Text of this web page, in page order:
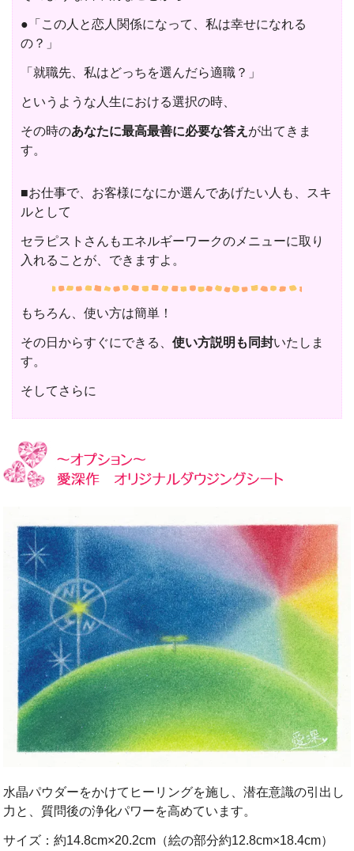
●「この人と恋人関係になって、私は幸せになれる
の？」
「就職先、私はどっちを選んだら適職？」
というような人生における選択の時、
その時のあなたに最高最善に必要な答え が出てきま
す。
■お仕事で、お客様になにか選んであげたい人も、スキ
ルとして
セラピストさんもエネルギーワークのメニューに取り
入れることが、できますよ。
もちろん、使い方は簡単！
その日からすぐにできる、使い方説明も同封いたしま
す。
そしてさらに
水晶パウダーをかけてヒーリングを施し、潜在意識の引出し
力と、質問後の浄化パワーを高めています。
サイズ：約14.8cm×20.2cm（絵の部分約12.8cm×18.4cm）